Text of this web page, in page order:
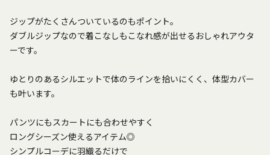
ジップがたくさんついているのもポイント。
ダブルジップなので着こなしもこなれ感が出せるおしゃれアウタ
ーです。
ゆとりのあるシルエットで体のラインを拾いにくく、体型カバー
も叶います。
パンツにもスカートにも合わせやすく
ロングシーズン使えるアイテム◎
シンプルコーデに羽織るだけで